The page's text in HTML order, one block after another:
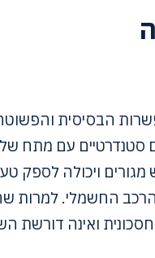
ברמה 1 הן האפשרות
ואינה דורשת